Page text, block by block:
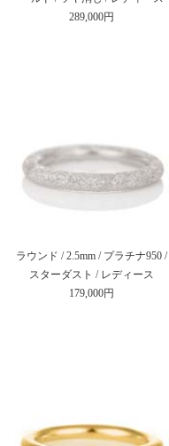
289,000円
ラウンド / 2.5mm / プラチナ950 /
スターダスト / レディース
179,000円